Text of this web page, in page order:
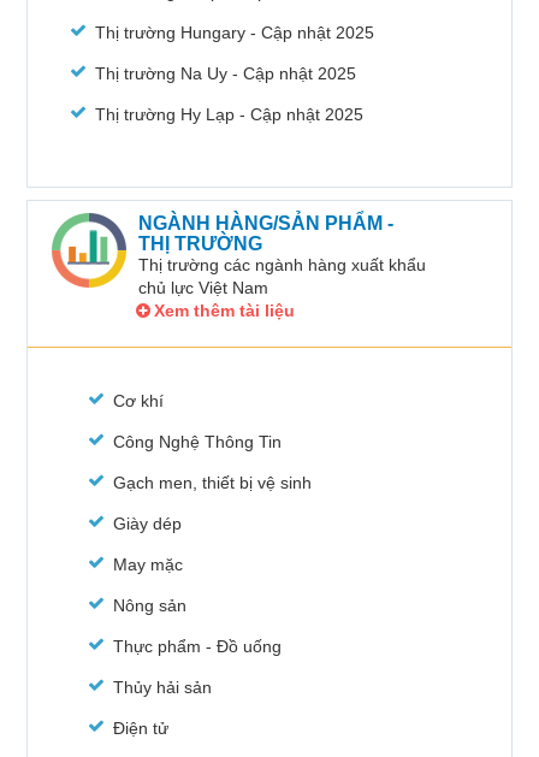
Thị trường Hungary - Cập nhật 2025
Thị trường Na Uy - Cập nhật 2025
Thị trường Hy Lạp - Cập nhật 2025
NGÀNH HÀNG/SẢN PHẨM -
THỊ TRƯỜNG
Thị trường các ngành hàng xuất khẩu
chủ lực Việt Nam
Xem thêm tài liệu
Cơ khí
Công Nghệ Thông Tin
Gạch men, thiết bị vệ sinh
Giày dép
May mặc
Nông sản
Thực phẩm - Đồ uống
Thủy hải sản
Điện tử